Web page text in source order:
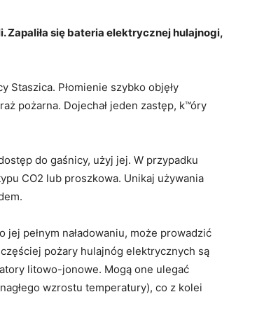
Zapaliła się bateria elektrycznej hulajnogi,
Staszica. Płomienie szybko objęły
pożarna. Dojechał jeden zastęp, k™óry
do gaśnicy, użyj jej. W przypadku
CO2 lub proszkowa. Unikaj używania
jej pełnym naładowaniu, może prowadzić
pożary hulajnóg elektrycznych są
litowo-jonowe. Mogą one ulegać
wzrostu temperatury), co z kolei